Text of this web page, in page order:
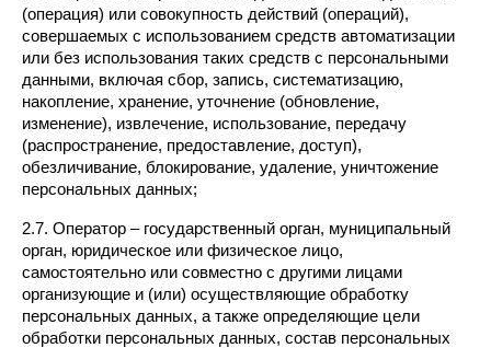
(операция) или совокупность действий (операций),
совершаемых с использованием средств автоматизации
или без использования таких средств с персональными
данными, включая сбор, запись, систематизацию,
накопление, хранение, уточнение (обновление,
изменение), извлечение, использование, передачу
(распространение, предоставление, доступ),
обезличивание, блокирование, удаление, уничтожение
персональных данных;
2.7. Оператор – государственный орган, муниципальный
орган, юридическое или физическое лицо,
самостоятельно или совместно с другими лицами
организующие и (или) осуществляющие обработку
персональных данных, а также определяющие цели
обработки персональных данных, состав персональных